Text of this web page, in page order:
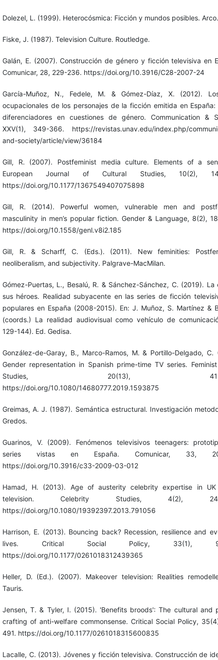
Dolezel, L. (1999). Heterocósmica: Ficción y mundos posibles. Arco.
Fiske, J. (1987). Television Culture. Routledge.
Galán, E. (2007). Construcción de género y ficción televisiva en
Comunicar, 28, 229-236. https://doi.org/10.3916/C28-2007-24
García-Muñoz, N., Fedele, M. & Gómez-Díaz, X. (2012).
ocupacionales de los personajes de la ficción emitida en España:
diferenciadores en cuestiones de género. Communication &
XXV(1), 349-366. https://revistas.unav.edu/index.php/
and-society/article/view/36184
Gill, R. (2007). Postfeminist media culture. Elements of a
European Journal of Cultural Studies, 10(2),
https://doi.org/10.1177/1367549407075898
Gill, R. (2014). Powerful women, vulnerable men and
masculinity in men’s popular fiction. Gender & Language, 8(2),
https://doi.org/10.1558/genl.v8i2.185
Gill, R. & Scharff, C. (Eds.). (2011). New feminities:
neoliberalism, and subjectivity. Palgrave-MacMilan.
Gómez-Puertas, L., Besalú, R. & Sánchez-Sánchez, C. (2019). La
sus héroes. Realidad subyacente en las series de ficción
populares en España (2008-2015). En: J. Muñoz, S. Martínez &
(coords.) La realidad audiovisual como vehículo de
129-144). Ed. Gedisa.
González-de-Garay, B., Marco-Ramos, M. & Portillo-Delgado, C.
Gender representation in Spanish prime-time TV series.
Studies, 20(13), 414-
https://doi.org/10.1080/14680777.2019.1593875
Greimas, A. J. (1987). Semántica estructural. Investigación
Gredos.
Guarinos, V. (2009). Fenómenos televisivos teenagers:
series vistas en España. Comunicar, 33,
https://doi.org/10.3916/c33-2009-03-012
Hamad, H. (2013). Age of austerity celebrity expertise in UK
television. Celebrity Studies, 4(2), 245-
https://doi.org/10.1080/19392397.2013.791056
Harrison, E. (2013). Bouncing back? Recession, resilience and
lives. Critical Social Policy, 33(1), 97-
https://doi.org/10.1177/0261018312439365
Heller, D. (Ed.). (2007). Makeover television: Realities
Tauris.
Jensen, T. & Tyler, I. (2015). 'Benefits broods': The cultural and
crafting of anti-welfare commonsense. Critical Social Policy,
491. https://doi.org/10.1177/0261018315600835
Lacalle, C. (2013). Jóvenes y ficción televisiva. Construcción de